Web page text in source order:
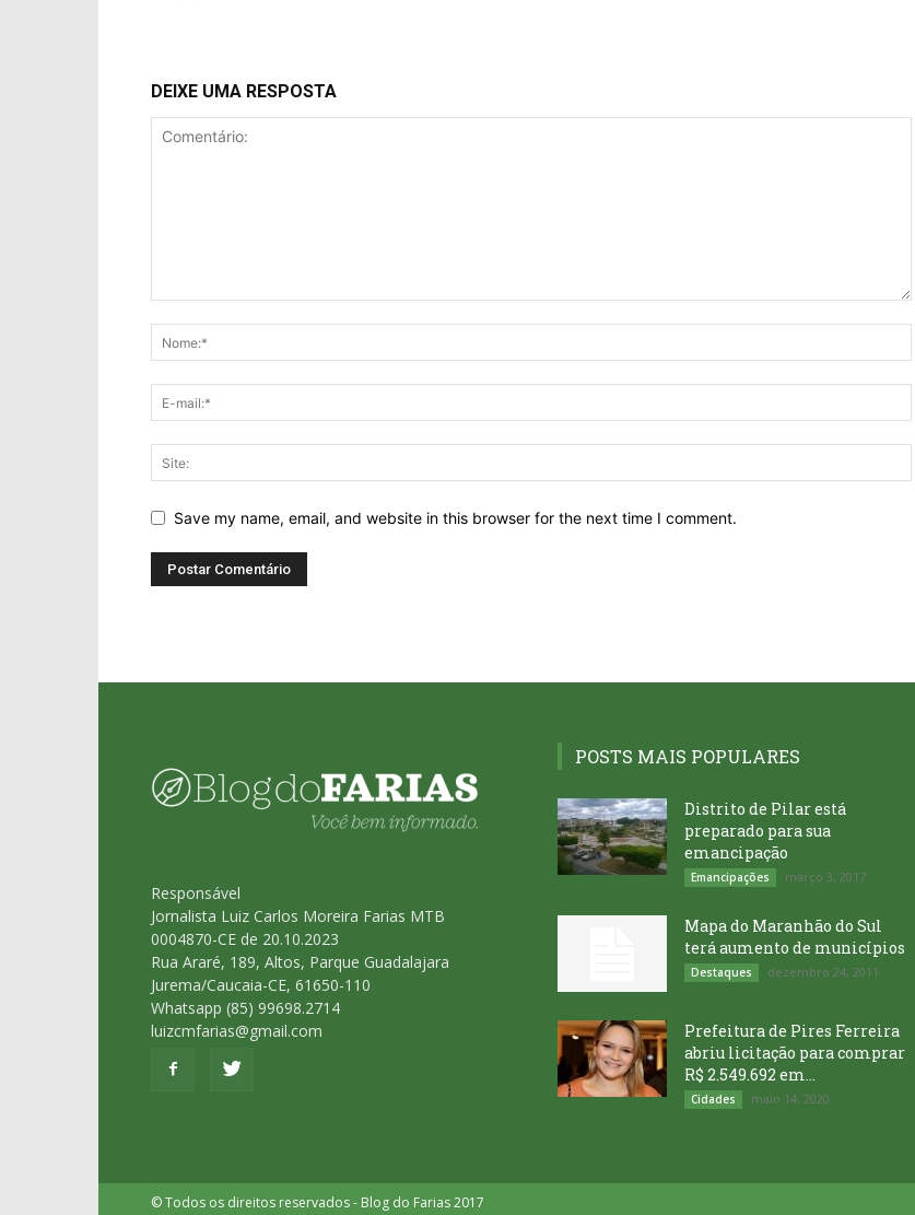
DEIXE UMA RESPOSTA
Save my name, email, and website in this browser for the next time I comment.
Responsável
Jornalista Luiz Carlos Moreira Farias MTB
0004870-CE de 20.10.2023
Rua Araré, 189, Altos, Parque Guadalajara
Jurema/Caucaia-CE, 61650-110
Whatsapp (85) 99698.2714
luizcmfarias@gmail.com
POSTS MAIS POPULARES
Distrito de Pilar está
preparado para sua
emancipação
Emancipações março 3, 2017
Mapa do Maranhão do Sul
terá aumento de municípios
Destaques dezembro 24, 2011
Prefeitura de Pires Ferreira
abriu licitação para comprar
R$ 2.549.692 em...
Cidades maio 14, 2020
© Todos os direitos reservados - Blog do Farias 2017